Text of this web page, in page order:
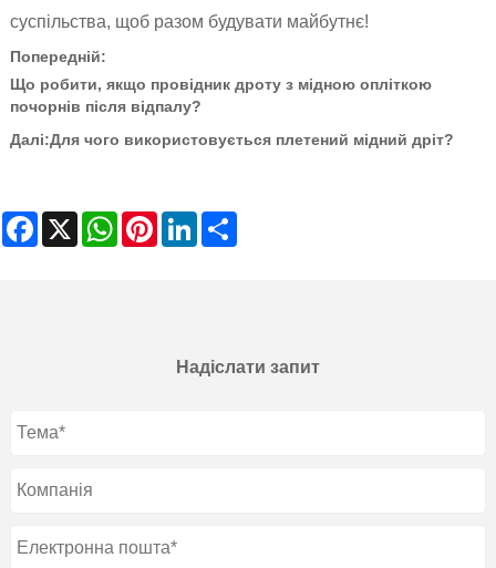
суспільства, щоб разом будувати майбутнє!
Попередній:
Що робити, якщо провідник дроту з мідною опліткою
почорнів після відпалу?
Далі:Для чого використовується плетений мідний дріт?
Facebook
X WhatsAppPinterestLinkedIn
Надіслати запит